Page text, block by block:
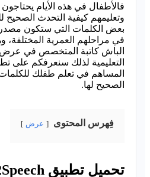
فالأطفال في هذه الأيام
وتعليمهم كيفية التحدث الصحيح
بعض الكلمات التي ستكون مصدر
في مراحلهم العمرية المختلفة،
الباش كاتبة المتخصص في عرض
المساهم في تعلم طفلك للكلمات
الصحيح لها.
فِهرس المحتوى عرض
تحميل تطبيق Mom2Speech